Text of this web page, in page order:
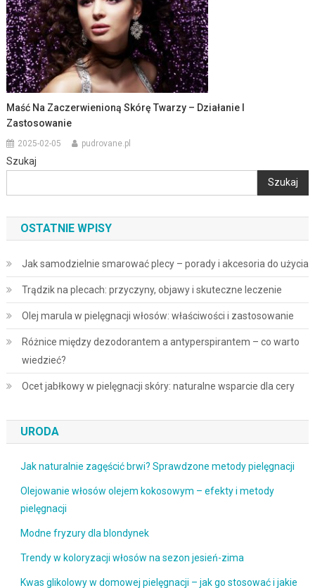
Maść Na Zaczerwienioną Skórę Twarzy – Działanie I
Zastosowanie
2025-02-05 pudrovane.pl
Szukaj
Szukaj
OSTATNIE WPISY
Jak samodzielnie smarować plecy – porady i akcesoria do użycia
Trądzik na plecach: przyczyny, objawy i skuteczne leczenie
Olej marula w pielęgnacji włosów: właściwości i zastosowanie
Różnice między dezodorantem a antyperspirantem – co warto
wiedzieć?
Ocet jabłkowy w pielęgnacji skóry: naturalne wsparcie dla cery
URODA
Jak naturalnie zagęścić brwi? Sprawdzone metody pielęgnacji
Olejowanie włosów olejem kokosowym – efekty i metody
pielęgnacji
Modne fryzury dla blondynek
Trendy w koloryzacji włosów na sezon jesień-zima
Kwas glikolowy w domowej pielęgnacji – jak go stosować i jakie